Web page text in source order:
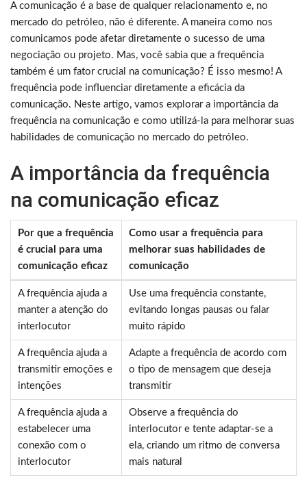
A comunicação é a base de qualquer relacionamento e, no
mercado do petróleo, não é diferente. A maneira como nos
comunicamos pode afetar diretamente o sucesso de uma
negociação ou projeto. Mas, você sabia que a frequência
também é um fator crucial na comunicação? É isso mesmo! A
frequência pode influenciar diretamente a eficácia da
comunicação. Neste artigo, vamos explorar a importância da
frequência na comunicação e como utilizá-la para melhorar suas
habilidades de comunicação no mercado do petróleo.
A importância da frequência
na comunicação eficaz
Por que a frequência
é crucial para uma
comunicação eficaz
Como usar a frequência para
melhorar suas habilidades de
comunicação
A frequência ajuda a
manter a atenção do
interlocutor
Use uma frequência constante,
evitando longas pausas ou falar
muito rápido
A frequência ajuda a
transmitir emoções e
intenções
Adapte a frequência de acordo com
o tipo de mensagem que deseja
transmitir
A frequência ajuda a
estabelecer uma
conexão com o
interlocutor
Observe a frequência do
interlocutor e tente adaptar-se a
ela, criando um ritmo de conversa
mais natural